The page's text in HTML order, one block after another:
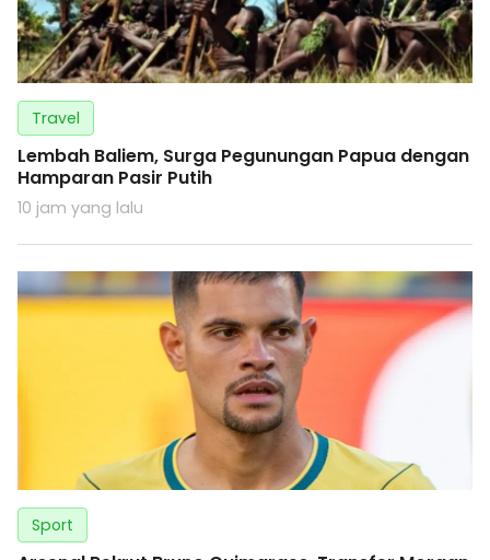
Travel
Lembah Baliem, Surga Pegunungan Papua dengan
Hamparan Pasir Putih
10 jam yang lalu
Sport